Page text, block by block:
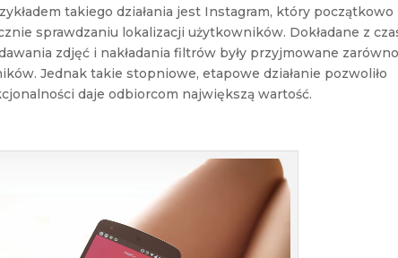
takiego działania jest Instagram, który początkowo
sprawdzaniu lokalizacji użytkowników. Dokładane z
zdjęć i nakładania filtrów były przyjmowane
Jednak takie stopniowe, etapowe działanie pozwoliło
daje odbiorcom największą wartość.